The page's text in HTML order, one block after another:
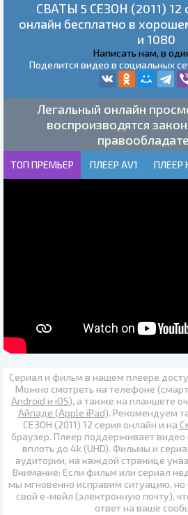
СВАТЫ 5 СЕЗОН (2011) 12
онлайн бесплатно в
и 1080
Написать нам, в
Поделится видео в социальных
Легальный онлайн
воспроизводятся
ТОП ПРЕМЬЕР ПЛЕЕР AV1 ПЛЕЕР
Сериал и фильм в нашем плеере
Можно смотреть на телефоне
Android и iOS), а также на планшете
Айпаде (Apple iPad). Рекомендуем
СЕЗОН (2011) 12 серия онлайн и на
браузер. Плеер поддерживает видео
вплоть до 4k (UHD). Фильмы и
аудитории, на каждой странице
Внимание: Если фильм или сериал
мы мгновенно исправим ситуацию, но
свой е-мейл (электронную почту),
ответ на ваше